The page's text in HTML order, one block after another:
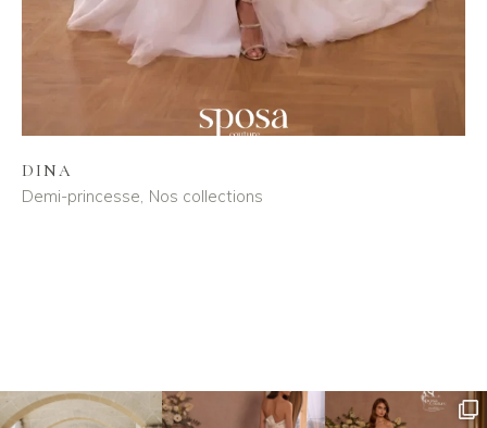
DINA
Demi-princesse Nos collections